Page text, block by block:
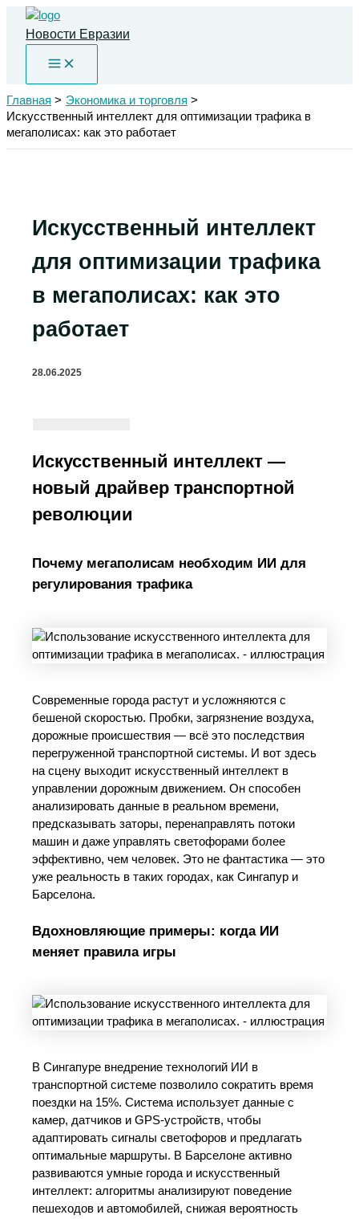
Перейти
содержимому
Новости Евразии
Главная
Экономика и торговля
Искусственный интеллект для оптимизации трафика в
мегаполисах: как это работает
Искусственный интеллект
для оптимизации трафика
в мегаполисах: как это
работает
28.06.2025
Искусственный интеллект —
новый драйвер транспортной
революции
Почему мегаполисам необходим ИИ для
регулирования трафика
Современные города растут и усложняются с
бешеной скоростью. Пробки, загрязнение воздуха,
дорожные происшествия — всё это последствия
перегруженной транспортной системы. И вот здесь
на сцену выходит искусственный интеллект в
управлении дорожным движением. Он способен
анализировать данные в реальном времени,
предсказывать заторы, перенаправлять потоки
машин и даже управлять светофорами более
эффективно, чем человек. Это не фантастика — это
уже реальность в таких городах, как Сингапур и
Барселона.
Вдохновляющие примеры: когда ИИ
меняет правила игры
В Сингапуре внедрение технологий ИИ в
транспортной системе позволило сократить время
поездки на 15%. Система использует данные с
камер, датчиков и GPS-устройств, чтобы
адаптировать сигналы светофоров и предлагать
оптимальные маршруты. В Барселоне активно
развиваются умные города и искусственный
интеллект: алгоритмы анализируют поведение
пешеходов и автомобилей, снижая вероятность